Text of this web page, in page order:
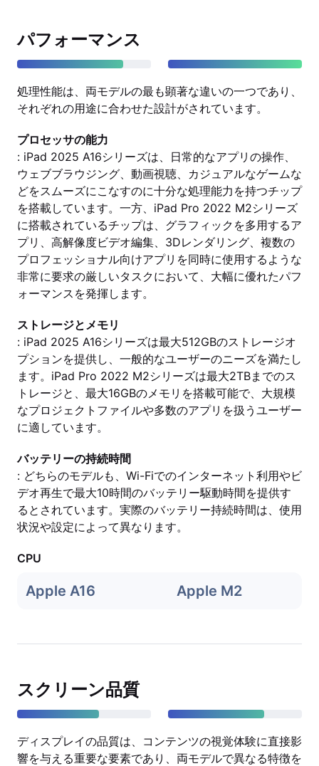
パフォーマンス
処理性能は、両モデルの最も顕著な違いの一つであり、
それぞれの用途に合わせた設計がされています。
プロセッサの能力
: iPad 2025 A16シリーズは、日常的なアプリの操作、
ウェブブラウジング、動画視聴、カジュアルなゲームな
どをスムーズにこなすのに十分な処理能力を持つチップ
を搭載しています。一方、iPad Pro 2022 M2シリーズ
に搭載されているチップは、グラフィックを多用するア
プリ、高解像度ビデオ編集、3Dレンダリング、複数の
プロフェッショナル向けアプリを同時に使用するような
非常に要求の厳しいタスクにおいて、大幅に優れたパフ
ォーマンスを発揮します。
ストレージとメモリ
: iPad 2025 A16シリーズは最大512GBのストレージオ
プションを提供し、一般的なユーザーのニーズを満たし
ます。iPad Pro 2022 M2シリーズは最大2TBまでのス
トレージと、最大16GBのメモリを搭載可能で、大規模
なプロジェクトファイルや多数のアプリを扱うユーザー
に適しています。
バッテリーの持続時間
: どちらのモデルも、Wi-Fiでのインターネット利用やビ
デオ再生で最大10時間のバッテリー駆動時間を提供す
るとされています。実際のバッテリー持続時間は、使用
状況や設定によって異なります。
CPU
Apple A16 Apple M2
スクリーン品質
ディスプレイの品質は、コンテンツの視覚体験に直接影
響を与える重要な要素であり、両モデルで異なる特徴を